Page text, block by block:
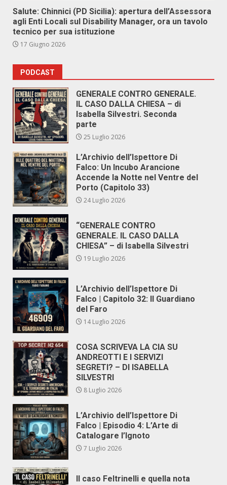
Salute: Chinnici (PD Sicilia): apertura dell’Assessora
agli Enti Locali sul Disability Manager, ora un tavolo
tecnico per sua istituzione
17 Giugno 2026
PODCAST
GENERALE CONTRO GENERALE.
IL CASO DALLA CHIESA – di
Isabella Silvestri. Seconda
parte
25 Luglio 2026
L’Archivio dell’Ispettore Di
Falco: Un Incubo Arancione
Accende la Notte nel Ventre del
Porto (Capitolo 33)
24 Luglio 2026
“GENERALE CONTRO
GENERALE. IL CASO DALLA
CHIESA” – di Isabella Silvestri
19 Luglio 2026
L’Archivio dell’Ispettore Di
Falco | Capitolo 32: Il Guardiano
del Faro
14 Luglio 2026
COSA SCRIVEVA LA CIA SU
ANDREOTTI E I SERVIZI
SEGRETI? – DI ISABELLA
SILVESTRI
8 Luglio 2026
L’Archivio dell’Ispettore Di
Falco | Episodio 4: L’Arte di
Catalogare l’Ignoto
7 Luglio 2026
Il caso Feltrinelli e quella nota